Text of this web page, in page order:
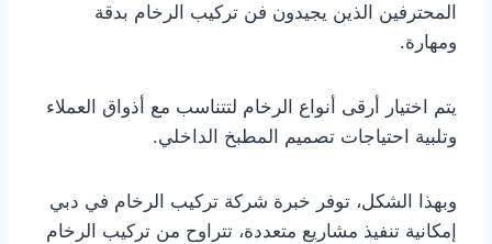
المحترفين الذين يجيدون فن تركيب الرخام بدقة
ومهارة.
يتم اختيار أرقى أنواع الرخام لتتناسب مع أذواق العملاء
وتلبية احتياجات تصميم المطبخ الداخلي.
وبهذا الشكل، توفر خبرة شركة تركيب الرخام في دبي
إمكانية تنفيذ مشاريع متعددة، تتراوح من تركيب الرخام